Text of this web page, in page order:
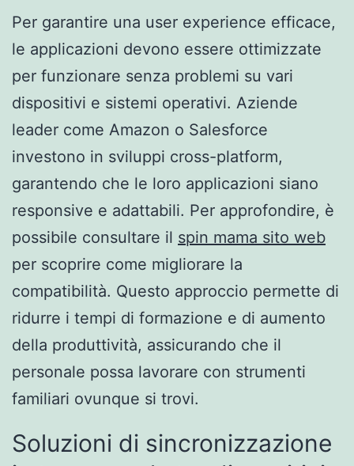
Per garantire una user experience efficace,
le applicazioni devono essere ottimizzate
per funzionare senza problemi su vari
dispositivi e sistemi operativi. Aziende
leader come Amazon o Salesforce
investono in sviluppi cross-platform,
garantendo che le loro applicazioni siano
responsive e adattabili. Per approfondire, è
possibile consultare il spin mama sito web
per scoprire come migliorare la
compatibilità. Questo approccio permette di
ridurre i tempi di formazione e di aumento
della produttività, assicurando che il
personale possa lavorare con strumenti
familiari ovunque si trovi.
Soluzioni di sincronizzazione